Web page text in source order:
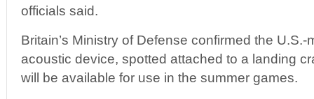
officials said.
Britain’s Ministry of Defense confirmed the
acoustic device, spotted attached to a landing
will be available for use in the summer games.